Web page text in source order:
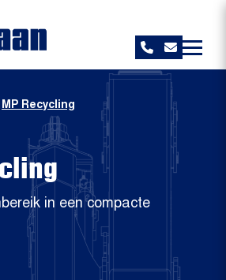
in een compacte
MP Recycling